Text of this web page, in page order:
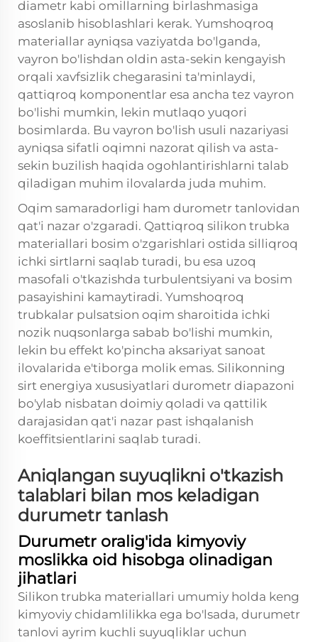
diametr kabi omillarning birlashmasiga
asoslanib hisoblashlari kerak. Yumshoqroq
materiallar ayniqsa vaziyatda bo'lganda,
vayron bo'lishdan oldin asta-sekin kengayish
orqali xavfsizlik chegarasini ta'minlaydi,
qattiqroq komponentlar esa ancha tez vayron
bo'lishi mumkin, lekin mutlaqo yuqori
bosimlarda. Bu vayron bo'lish usuli nazariyasi
ayniqsa sifatli oqimni nazorat qilish va asta-
sekin buzilish haqida ogohlantirishlarni talab
qiladigan muhim ilovalarda juda muhim.
Oqim samaradorligi ham durometr tanlovidan
qat'i nazar o'zgaradi. Qattiqroq silikon trubka
materiallari bosim o'zgarishlari ostida silliqroq
ichki sirtlarni saqlab turadi, bu esa uzoq
masofali o'tkazishda turbulentsiyani va bosim
pasayishini kamaytiradi. Yumshoqroq
trubkalar pulsatsion oqim sharoitida ichki
nozik nuqsonlarga sabab bo'lishi mumkin,
lekin bu effekt ko'pincha aksariyat sanoat
ilovalarida e'tiborga molik emas. Silikonning
sirt energiya xususiyatlari durometr diapazoni
bo'ylab nisbatan doimiy qoladi va qattilik
darajasidan qat'i nazar past ishqalanish
koeffitsientlarini saqlab turadi.
Aniqlangan suyuqlikni o'tkazish
talablari bilan mos keladigan
durumetr tanlash
Durumetr oralig'ida kimyoviy
moslikka oid hisobga olinadigan
jihatlari
Silikon trubka materiallari umumiy holda keng
kimyoviy chidamlilikka ega bo'lsada, durumetr
tanlovi ayrim kuchli suyuqliklar uchun